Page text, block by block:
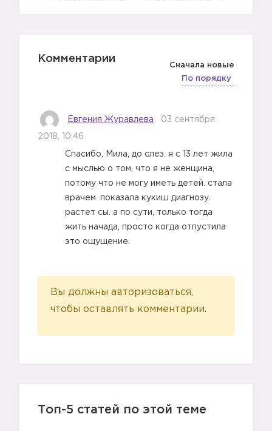
🙋🏼
Комментарии
Сначала новые
По порядку
Евгения Журавлева 03 сентября
2018, 10:46
Спасибо, Мила, до слез. я с 13 лет жила
с мыслью о том, что я не женщина,
потому что не могу иметь детей. стала
врачем. показала кукиш диагнозу.
растет сы. а по сути, только тогда
жить начада, просто когда отпустила
это ощущение.
Вы должны авторизоваться,
чтобы оставлять комментарии.
Топ-5 статей по этой теме